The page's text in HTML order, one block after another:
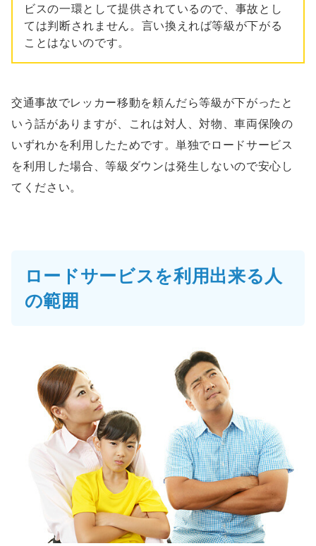
ビスの一環として提供されているので、事故とし
ては判断されません。言い換えれば等級が下がる
ことはないのです。
交通事故でレッカー移動を頼んだら等級が下がったと
いう話がありますが、これは対人、対物、車両保険の
いずれかを利用したためです。単独でロードサービス
を利用した場合、等級ダウンは発生しないので安心し
てください。
ロードサービスを利用出来る人
の範囲